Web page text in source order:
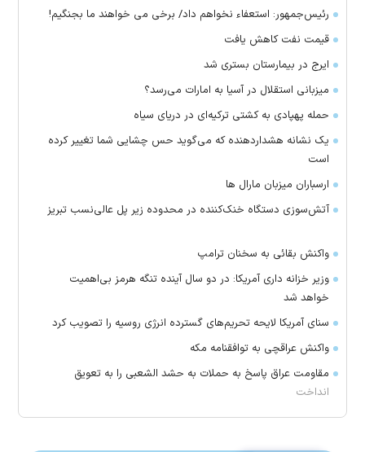
رئیس‌جمهور: استعفاء نخواهم داد/ برخی می خواهند ما بجنگیم!
قیمت نفت کاهش یافت
ایرج در بیمارستان بستری شد
میزبانی استقلال در آسیا به امارات می‌رسد؟
حمله پهپادی به کشتی ترکیه‌ای در دریای سیاه
یک نشانه هشداردهنده که می‌گوید حس چشایی شما تغییر کرده
است
ارسباران میزبان مارال ها
آتش‌سوزی دستگاه خنک‌کننده در محدوده زیر پل عالی‌نسب تبریز
واکنش بقائی به سخنان ترامپ
وزیر خزانه داری آمریکا: در دو سال آینده تنگه هرمز بی‌اهمیت
خواهد شد
سنای آمریکا لایحه تحریم‌های گسترده انرژی روسیه را تصویب کرد
واکنش عراقچی به توافقنامه مکه
مقاومت عراق پاسخ به حملات به حشد الشعبی را به تعویق
انداخت